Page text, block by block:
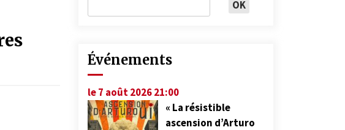
Événements
le 7 août 2026 21:00
« La résistible
ascension d’Arturo